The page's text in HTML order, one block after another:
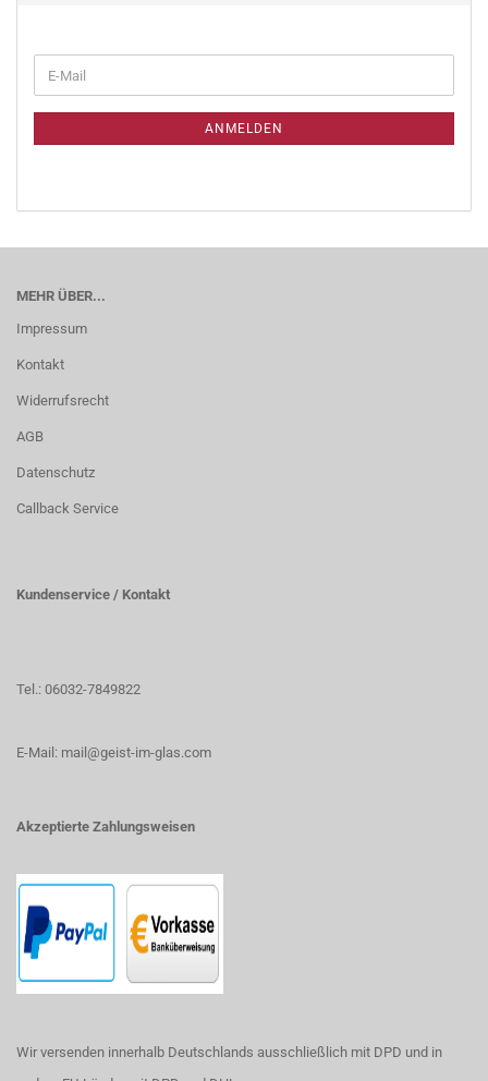
ANMELDEN
MEHR ÜBER...
Impressum
Kontakt
Widerrufsrecht
AGB
Datenschutz
Callback Service
Kundenservice / Kontakt
Tel.: 06032-7849822
E-Mail: mail@geist-im-glas.com
Akzeptierte Zahlungsweisen
Wir versenden innerhalb Deutschlands ausschließlich mit DPD und in